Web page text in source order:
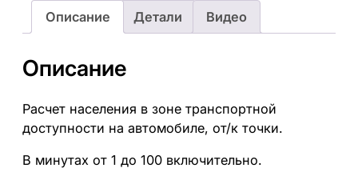
о
т
о
а
р
Описание
Детали Видео
Описание
Расчет населения в зоне транспортной
доступности на автомобиле, от/к точки.
В минутах от 1 до 100 включительно.